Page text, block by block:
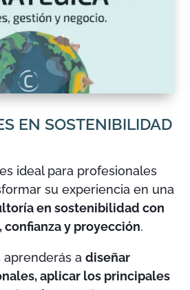
EN SOSTENIBILIDAD
ideal para profesionales
su experiencia en una
en sostenibilidad con
y proyección.
aprenderás adiseñar
aplicar los principales